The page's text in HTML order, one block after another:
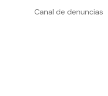
Canal de denuncias